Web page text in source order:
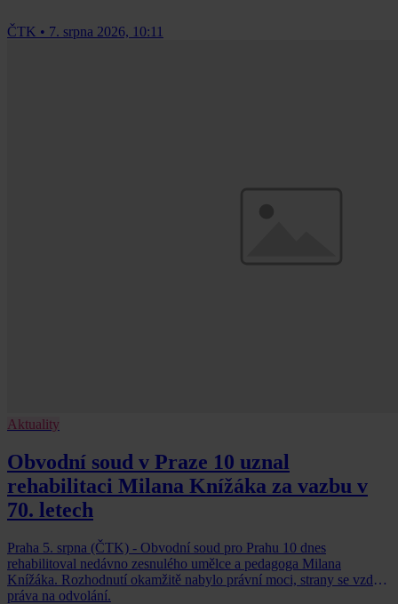
ČTK • 7. srpna 2026, 10:11
Aktuality
Obvodní soud v Praze 10 uznal
rehabilitaci Milana Knížáka za vazbu v
70. letech
Praha 5. srpna (ČTK) - Obvodní soud pro Prahu 10 dnes
rehabilitoval nedávno zesnulého umělce a pedagoga Milana
Knížáka. Rozhodnutí okamžitě nabylo právní moci, strany se vzdaly
práva na odvolání.